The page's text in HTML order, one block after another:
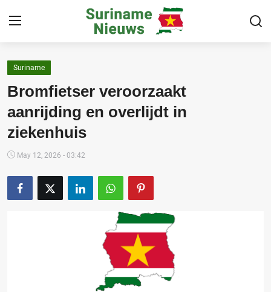
Home
Buitenland
Sport
Cultuur & Media
Suriname
Bromfietser veroorzaakt
aanrijding en overlijdt in
ziekenhuis
May 12, 2026 - 03:42